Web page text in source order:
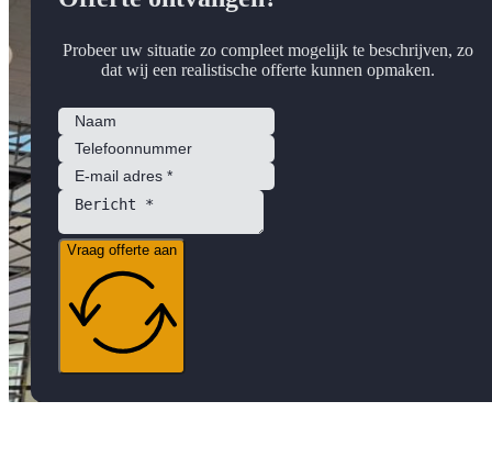
Probeer uw situatie zo compleet mogelijk te beschrijven, zo
dat wij een realistische offerte kunnen opmaken.
Vraag offerte aan